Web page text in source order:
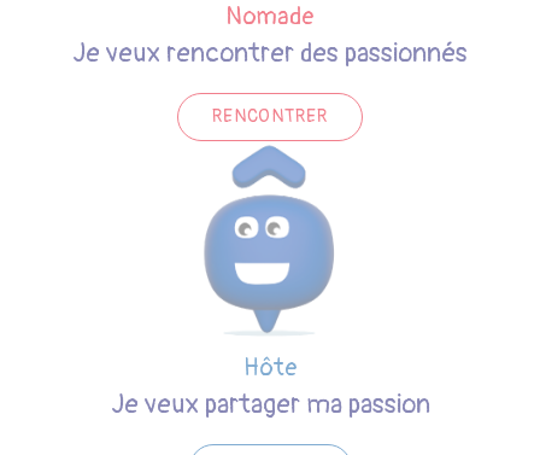
Nomade
Je veux rencontrer des passionnés
RENCONTRER
Hôte
Je veux partager ma passion